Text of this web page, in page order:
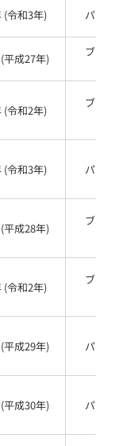
(令和3年) パール
平成27年)
ブラ
(令和2年)
ブラ
(令和3年) パール
平成28年)
ブラ
(令和2年)
ブラ
平成29年) パール
平成30年) パール